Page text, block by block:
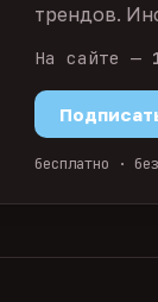
трендов.
На сайте —
бесплатно ·